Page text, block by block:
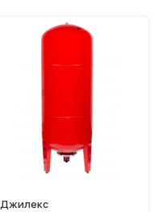
Джилекс